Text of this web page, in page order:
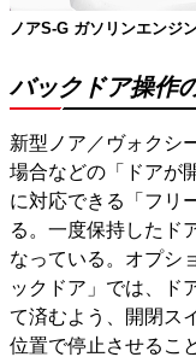
ノアS-G ガソリンエンジ
バックドア操作
新型ノア／ヴォクシ
場合などの「ドアが
に対応できる「フリ
る。一度保持したド
なっている。オプシ
ックドア」では、ド
て済むよう、開閉ス
位置で停止させるこ